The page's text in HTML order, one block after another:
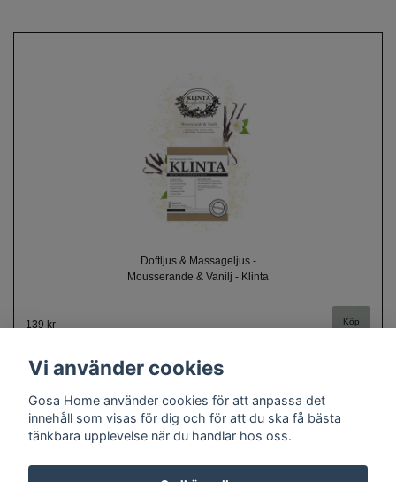
Doftljus & Massageljus -
Mousserande & Vanilj - Klinta
139 kr
Vi använder cookies
Gosa Home använder cookies för att anpassa det
innehåll som visas för dig och för att du ska få bästa
tänkbara upplevelse när du handlar hos oss.